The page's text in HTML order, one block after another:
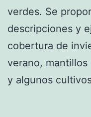
verdes. Se
descripciones y
cobertura de
verano,
y algunos